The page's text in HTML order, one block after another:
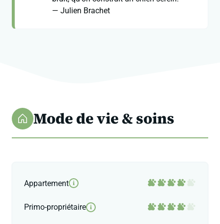
— Julien Brachet
Mode de vie & soins
Appartement i
Primo-propriétaire i